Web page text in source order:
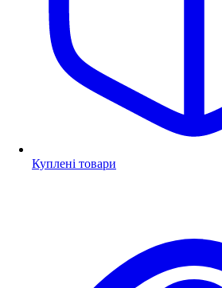
Куплені товари